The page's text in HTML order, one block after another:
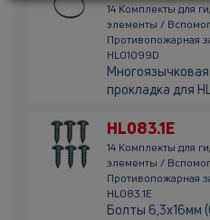
14 Комплекты для
элементы /
Противопожарная
HL01099D
прокладка для
HL083.1E
14 Комплекты для
элементы /
Противопожарная
HL083.1E
Болты 6,3х16мм